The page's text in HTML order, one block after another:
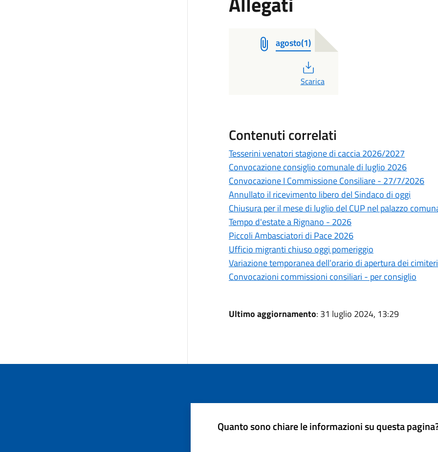
agosto(1)
PDF
Scarica
Contenuti correlati
Tesserini venatori stagione di caccia 2026/2027
Convocazione consiglio comunale di luglio 2026
Convocazione I Commissione Consiliare - 27/7/2026
Annullato il ricevimento libero del Sindaco di oggi
Chiusura per il mese di luglio del CUP nel palazzo
Tempo d'estate a Rignano - 2026
Piccoli Ambasciatori di Pace 2026
Ufficio migranti chiuso oggi pomeriggio
Variazione temporanea dell’orario di apertura dei
Convocazioni commissioni consiliari - per consiglio
Ultimo aggiornamento: 31 luglio 2024, 13:29
Quanto sono chiare le informazioni su questa